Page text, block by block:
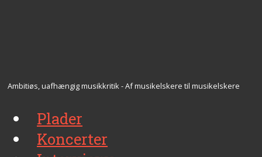
Ambitiøs, uafhængig musikkritik - Af musikelskere til musikelskere
Plader
Koncerter